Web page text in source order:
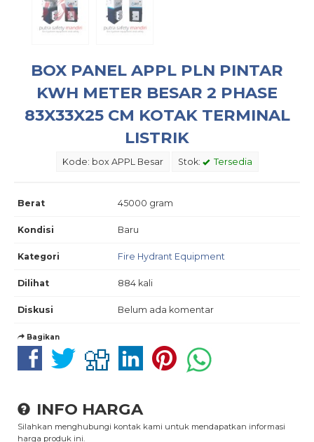
BOX PANEL APPL PLN PINTAR
KWH METER BESAR 2 PHASE
83X33X25 CM KOTAK TERMINAL
LISTRIK
Kode: box APPL Besar Stok: Tersedia
Berat 45000 gram
Kondisi Baru
Kategori Fire Hydrant Equipment
Dilihat 884 kali
Diskusi Belum ada komentar
Bagikan
INFO HARGA
Silahkan menghubungi kontak kami untuk mendapatkan informasi
harga produk ini.